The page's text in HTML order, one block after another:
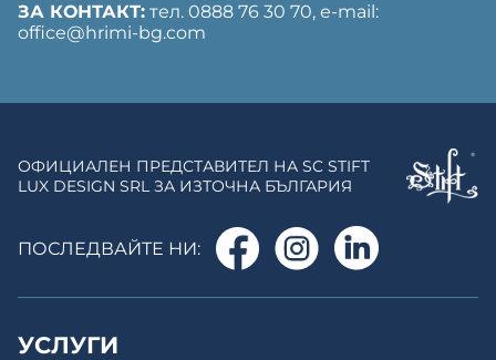
ЗА КОНТАКТ: тел. 0888 76 30 70, е-mail:
office@hrimi-bg.com
ОФИЦИАЛЕН ПРЕДСТАВИТЕЛ НА SC STIFT
LUX DESIGN SRL ЗА ИЗТОЧНА БЪЛГАРИЯ
ПОСЛЕДВАЙТЕ НИ:
УСЛУГИ